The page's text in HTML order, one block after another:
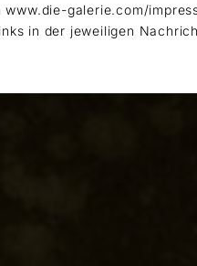
www.die-galerie.com/
in der jeweiligen